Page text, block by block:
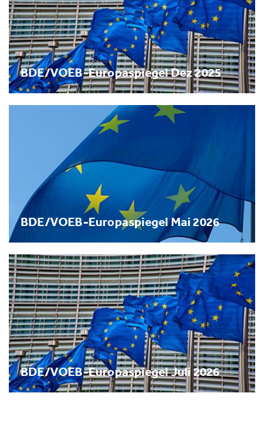
BDE/VOEB-Europaspiegel Dez 2025
BDE/VOEB-Europaspiegel Mai 2026
BDE/VOEB-Europaspiegel Juli 2026